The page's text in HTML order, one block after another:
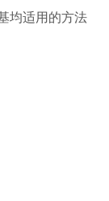
均适用的方法